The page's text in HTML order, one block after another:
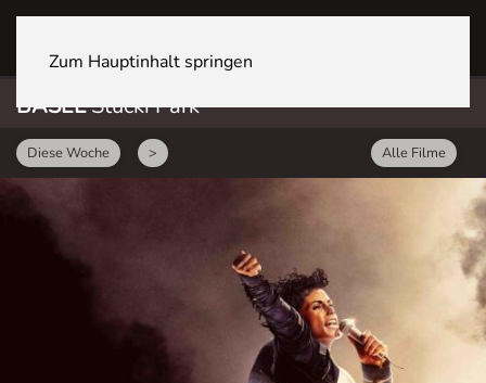
Zum Hauptinhalt springen
BASELStücki Park
Diese Woche > Alle Filme